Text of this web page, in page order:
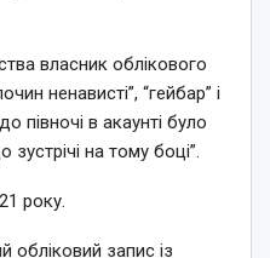
власник облікового
ненависті”, “гейбар” і
півночі в акаунті було
на тому боці”.
року.
обліковий запис із